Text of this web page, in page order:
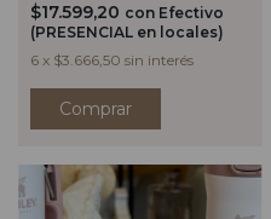
$17.599,20 con Efectivo
(PRESENCIAL en locales)
6 x $3.666,50 sin interés